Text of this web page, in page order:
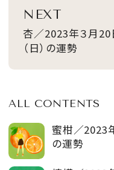
NEXT
杏／2023年３月20
（日）の運勢
ALL CONTENTS
蜜柑／2023
の運勢